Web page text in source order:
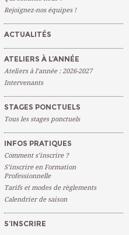
Rejoignez-nos équipes !
ACTUALITÉS
ATELIERS À L’ANNÉE
Ateliers à l’année : 2026-2027
Intervenants
STAGES PONCTUELS
Tous les stages ponctuels
INFOS PRATIQUES
Comment s’inscrire ?
S’inscrire en Formation
Professionnelle
Tarifs et modes de règlements
Calendrier de saison
S’INSCRIRE